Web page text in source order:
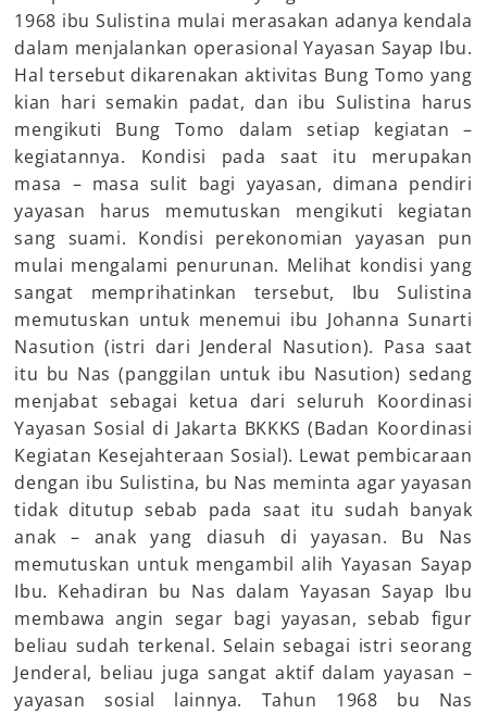
1968 ibu Sulistina mulai merasakan adanya kendala
dalam menjalankan operasional Yayasan Sayap Ibu.
Hal tersebut dikarenakan aktivitas Bung Tomo yang
kian hari semakin padat, dan ibu Sulistina harus
mengikuti Bung Tomo dalam setiap kegiatan –
kegiatannya. Kondisi pada saat itu merupakan
masa – masa sulit bagi yayasan, dimana pendiri
yayasan harus memutuskan mengikuti kegiatan
sang suami. Kondisi perekonomian yayasan pun
mulai mengalami penurunan. Melihat kondisi yang
sangat memprihatinkan tersebut, Ibu Sulistina
memutuskan untuk menemui ibu Johanna Sunarti
Nasution (istri dari Jenderal Nasution). Pasa saat
itu bu Nas (panggilan untuk ibu Nasution) sedang
menjabat sebagai ketua dari seluruh Koordinasi
Yayasan Sosial di Jakarta BKKKS (Badan Koordinasi
Kegiatan Kesejahteraan Sosial). Lewat pembicaraan
dengan ibu Sulistina, bu Nas meminta agar yayasan
tidak ditutup sebab pada saat itu sudah banyak
anak – anak yang diasuh di yayasan. Bu Nas
memutuskan untuk mengambil alih Yayasan Sayap
Ibu. Kehadiran bu Nas dalam Yayasan Sayap Ibu
membawa angin segar bagi yayasan, sebab figur
beliau sudah terkenal. Selain sebagai istri seorang
Jenderal, beliau juga sangat aktif dalam yayasan –
yayasan sosial lainnya. Tahun 1968 bu Nas